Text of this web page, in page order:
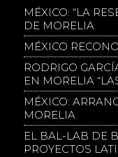
MÉXICO: “LA
DE MORELIA
MÉXICO
RODRIGO
EN MORELIA
MÉXICO:
MORELIA
EL BAL-LAB DE
PROYECTOS